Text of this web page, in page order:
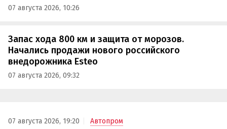
07 августа 2026, 10:26
Запас хода 800 км и защита от морозов.
Начались продажи нового российского
внедорожника Esteo
07 августа 2026, 09:32
07 августа 2026, 19:20 Автопром